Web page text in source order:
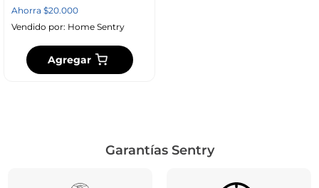
Ahorra $20.000
Vendido por: Home Sentry
Agregar
Garantías Sentry